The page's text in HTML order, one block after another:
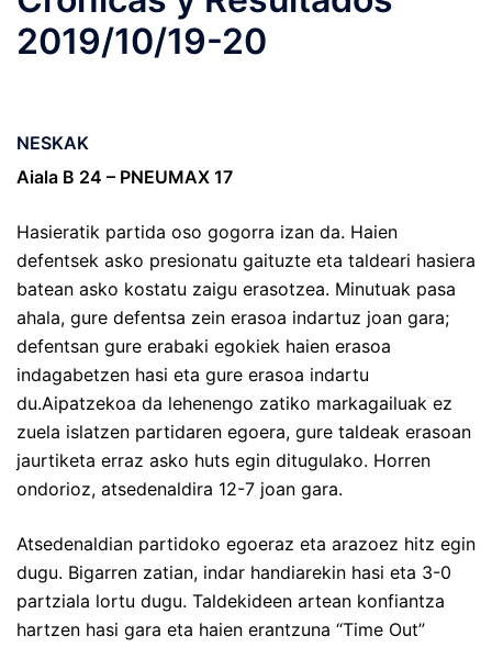
2019/10/19-20
NESKAK
Aiala B 24 – PNEUMAX 17
Hasieratik partida oso gogorra izan da. Haien
defentsek asko presionatu gaituzte eta taldeari hasiera
batean asko kostatu zaigu erasotzea. Minutuak pasa
ahala, gure defentsa zein erasoa indartuz joan gara;
defentsan gure erabaki egokiek haien erasoa
indagabetzen hasi eta gure erasoa indartu
du.Aipatzekoa da lehenengo zatiko markagailuak ez
zuela islatzen partidaren egoera, gure taldeak erasoan
jaurtiketa erraz asko huts egin ditugulako. Horren
ondorioz, atsedenaldira 12-7 joan gara.
Atsedenaldian partidoko egoeraz eta arazoez hitz egin
dugu. Bigarren zatian, indar handiarekin hasi eta 3-0
partziala lortu dugu. Taldekideen artean konfiantza
hartzen hasi gara eta haien erantzuna “Time Out”